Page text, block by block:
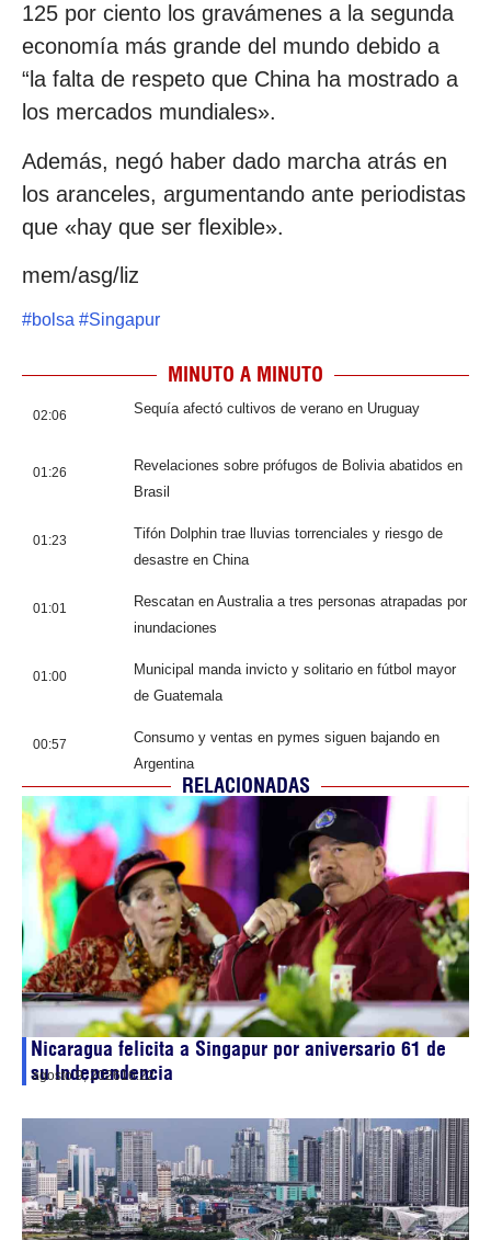
125 por ciento los gravámenes a la segunda
economía más grande del mundo debido a
“la falta de respeto que China ha mostrado a
los mercados mundiales».
Además, negó haber dado marcha atrás en
los aranceles, argumentando ante periodistas
que «hay que ser flexible».
mem/asg/liz
#bolsa #Singapur
MINUTO A MINUTO
02:06 Sequía afectó cultivos de verano en Uruguay
01:26
Revelaciones sobre prófugos de Bolivia abatidos en
Brasil
01:23
Tifón Dolphin trae lluvias torrenciales y riesgo de
desastre en China
01:01
Rescatan en Australia a tres personas atrapadas por
inundaciones
01:00
Municipal manda invicto y solitario en fútbol mayor
de Guatemala
00:57
Consumo y ventas en pymes siguen bajando en
Argentina
RELACIONADAS
Nicaragua felicita a Singapur por aniversario 61 de
su Independencia
agosto 9, 202616:22